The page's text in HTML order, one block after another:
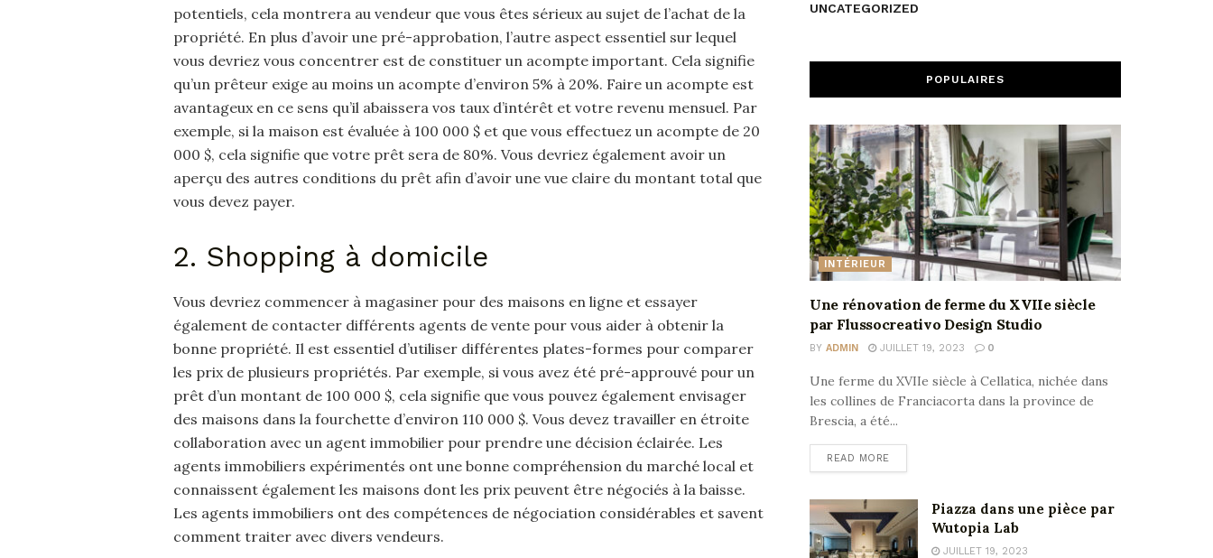
potentiels, cela montrera au vendeur que vous êtes sérieux au sujet de l’achat de la
propriété. En plus d’avoir une pré-approbation, l’autre aspect essentiel sur lequel
vous devriez vous concentrer est de constituer un acompte important. Cela signifie
qu’un prêteur exige au moins un acompte d’environ 5% à 20%. Faire un acompte est
avantageux en ce sens qu’il abaissera vos taux d’intérêt et votre revenu mensuel. Par
exemple, si la maison est évaluée à 100 000 $ et que vous effectuez un acompte de 20
000 $, cela signifie que votre prêt sera de 80%. Vous devriez également avoir un
aperçu des autres conditions du prêt afin d’avoir une vue claire du montant total que
vous devez payer.
2. Shopping à domicile
Vous devriez commencer à magasiner pour des maisons en ligne et essayer
également de contacter différents agents de vente pour vous aider à obtenir la
bonne propriété. Il est essentiel d’utiliser différentes plates-formes pour comparer
les prix de plusieurs propriétés. Par exemple, si vous avez été pré-approuvé pour un
prêt d’un montant de 100 000 $, cela signifie que vous pouvez également envisager
des maisons dans la fourchette d’environ 110 000 $. Vous devez travailler en étroite
collaboration avec un agent immobilier pour prendre une décision éclairée. Les
agents immobiliers expérimentés ont une bonne compréhension du marché local et
connaissent également les maisons dont les prix peuvent être négociés à la baisse.
Les agents immobiliers ont des compétences de négociation considérables et savent
comment traiter avec divers vendeurs.
UNCATEGORIZED
POPULAIRES
INTÉRIEUR
Une rénovation de ferme du XVIIe siècle
par Flussocreativo Design Studio
BY ADMIN JUILLET 19, 2023 0
Une ferme du XVIIe siècle à Cellatica, nichée dans
les collines de Franciacorta dans la province de
Brescia, a été...
READ MORE
Piazza dans une pièce par
Wutopia Lab
JUILLET 19, 2023